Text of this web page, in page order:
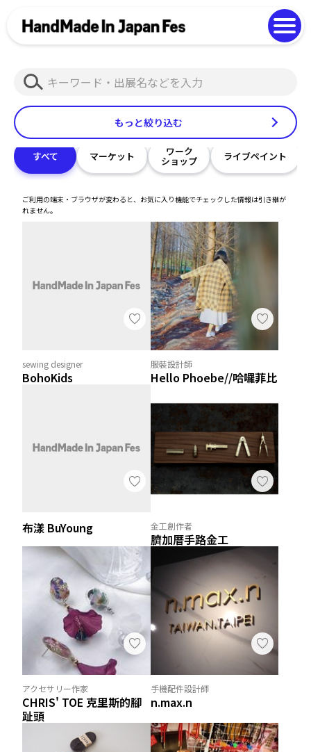
Photo Gallery
もっと絞り込む
検
索
すべて マーケット ワーク
ショップ ライブペイント
ご利用の端末・ブラウザが変わると、お気に入り機能でチェックした情報は引き継が
れません。
sewing designer
BohoKids
服裝設計師
Hello Phoebe//哈囉菲比
布漾 BuYoung 金工創作者
臍加厝手路金工
アクセサリー作家
CHRIS' TOE 克里斯的腳
趾頭
手機配件設計師
n.max.n